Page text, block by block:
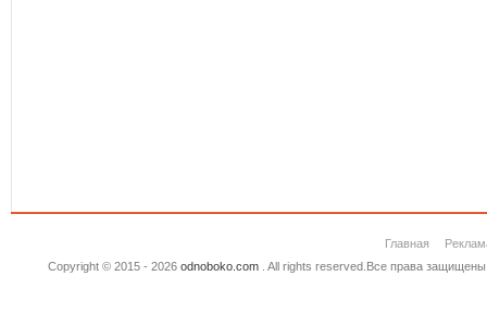
Главная
Copyright © 2015 - 2026 odnoboko.com. All rights reserved.Все права защищены.